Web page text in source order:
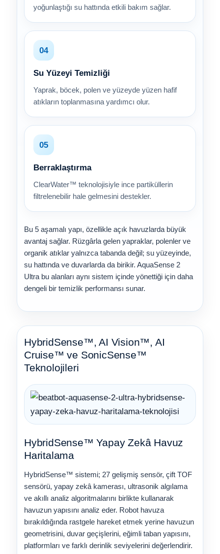
yoğunlaştığı su hattında etkili bakım sağlar.
04
Su Yüzeyi Temizliği
Yaprak, böcek, polen ve yüzeyde yüzen hafif
atıkların toplanmasına yardımcı olur.
05
Berraklaştırma
ClearWater™ teknolojisiyle ince partiküllerin
filtrelenebilir hale gelmesini destekler.
Bu 5 aşamalı yapı, özellikle açık havuzlarda büyük
avantaj sağlar. Rüzgârla gelen yapraklar, polenler ve
organik atıklar yalnızca tabanda değil; su yüzeyinde,
su hattında ve duvarlarda da birikir. AquaSense 2
Ultra bu alanları aynı sistem içinde yönettiği için daha
dengeli bir temizlik performansı sunar.
HybridSense™, AI Vision™, AI
Cruise™ ve SonicSense™
Teknolojileri
HybridSense™ Yapay Zekâ Havuz
Haritalama
HybridSense™ sistemi; 27 gelişmiş sensör, çift TOF
sensörü, yapay zekâ kamerası, ultrasonik algılama
ve akıllı analiz algoritmalarını birlikte kullanarak
havuzun yapısını analiz eder. Robot havuza
bırakıldığında rastgele hareket etmek yerine havuzun
geometrisini, duvar geçişlerini, eğimli taban yapısını,
platformları ve farklı derinlik seviyelerini değerlendirir.